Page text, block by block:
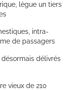
lègue un tiers
intra-
de passagers
désormais délivrés
vieux de 210